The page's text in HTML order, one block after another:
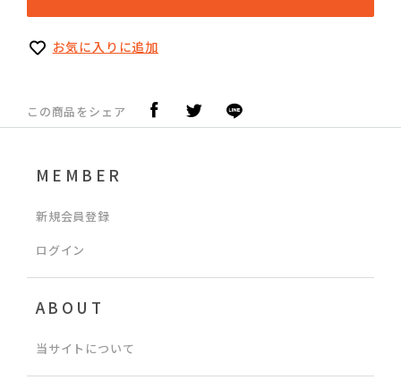
お気に入りに追加
この商品をシェア
MEMBER
新規会員登録
ログイン
ABOUT
当サイトについて